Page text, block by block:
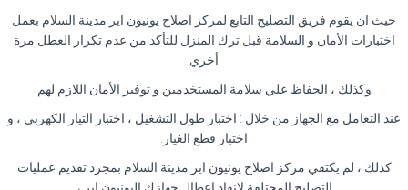
حيث ان يقوم فريق التصليح التابع لمركز اصلاح يونيون اير مدينة السلام بعمل
اختبارات الأمان و السلامة قبل ترك المنزل للتأكد من عدم تكرار العطل مرة
أخري
وكذلك ، الحفاظ علي سلامة المستخدمين و توفير الأمان اللازم لهم
عند التعامل مع الجهاز من خلال : اختبار طول التشغيل ، اختبار التيار الكهربي ، و
اختبار قطع الغيار
كذلك ، لم يكتفي مركز اصلاح يونيون اير مدينة السلام بمجرد تقديم عمليات